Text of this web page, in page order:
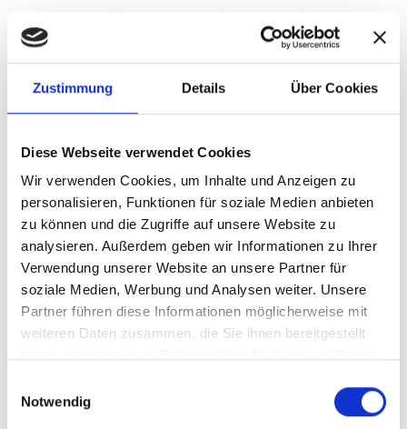
Zustimmung Details Über Cookies
Diese Webseite verwendet Cookies
Wir verwenden Cookies, um Inhalte und Anzeigen zu
personalisieren, Funktionen für soziale Medien anbieten
zu können und die Zugriffe auf unsere Website zu
analysieren. Außerdem geben wir Informationen zu Ihrer
Verwendung unserer Website an unsere Partner für
soziale Medien, Werbung und Analysen weiter. Unsere
Partner führen diese Informationen möglicherweise mit
weiteren Daten zusammen, die Sie ihnen bereitgestellt
Notwendig
Turmstr.21, 10559 Berlin, Deutschland
Die Berufsbezeichnung Hebamme wurde in
Mitglied der Deutscher Hebammen Verband
Berufsrechtliche Regelungen: HebG, abrufbar
unter: https://www.gesetze-im-
internet.de/hebg_2020/BJNR175910019.html
Die Europäische Kommission stellt eine
bereit, die Sie hier finden